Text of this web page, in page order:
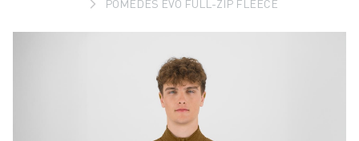
POMEDES EVO FULL-ZIP FLEECE